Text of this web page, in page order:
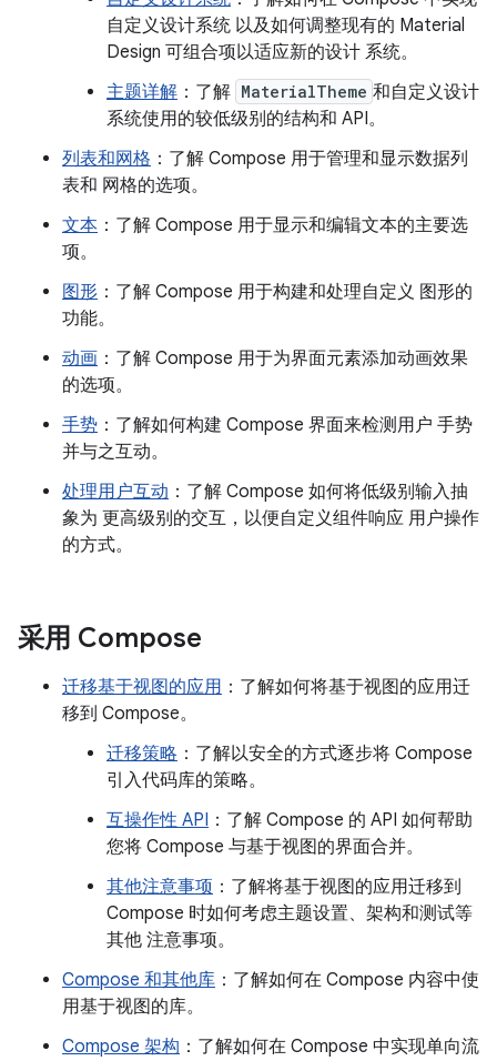
自定义设计系统 以及如何调整现有的 Material
Design 可组合项以适应新的设计 系统。
主题详解 ：了解 MaterialTheme 和自定义设计
系统使用的较低级别的结构和 API。
列表和网格 ：了解 Compose 用于管理和显示数据列
表和 网格的选项。
文本 ：了解 Compose 用于显示和编辑文本的主要选
项。
图形 ：了解 Compose 用于构建和处理自定义 图形的
功能。
动画 ：了解 Compose 用于为界面元素添加动画效果
的选项。
手势 ：了解如何构建 Compose 界面来检测用户 手势
并与之互动。
处理用户互动 ：了解 Compose 如何将低级别输入抽
象为 更高级别的交互，以便自定义组件响应 用户操作
的方式。
采用 Compose
迁移基于视图的应用 ：了解如何将基于视图的应用迁
移到 Compose。
迁移策略 ：了解以安全的方式逐步将 Compose
引入代码库的策略。
互操作性 API ：了解 Compose 的 API 如何帮助
您将 Compose 与基于视图的界面合并。
其他注意事项 ：了解将基于视图的应用迁移到
Compose 时如何考虑主题设置、架构和测试等
其他 注意事项。
Compose 和其他库 ：了解如何在 Compose 内容中使
用基于视图的库。
Compose 架构 ：了解如何在 Compose 中实现单向流